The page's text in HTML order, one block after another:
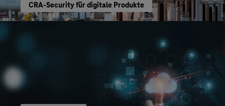
CRA-Security für digitale Produkte